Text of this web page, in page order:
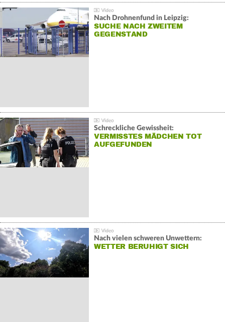
Nach Drohnenfund in Leipzig:
SUCHE NACH ZWEITEM
GEGENSTAND
Schreckliche Gewissheit:
VERMISSTES MÄDCHEN TOT
AUFGEFUNDEN
Nach vielen schweren Unwettern:
WETTER BERUHIGT SICH